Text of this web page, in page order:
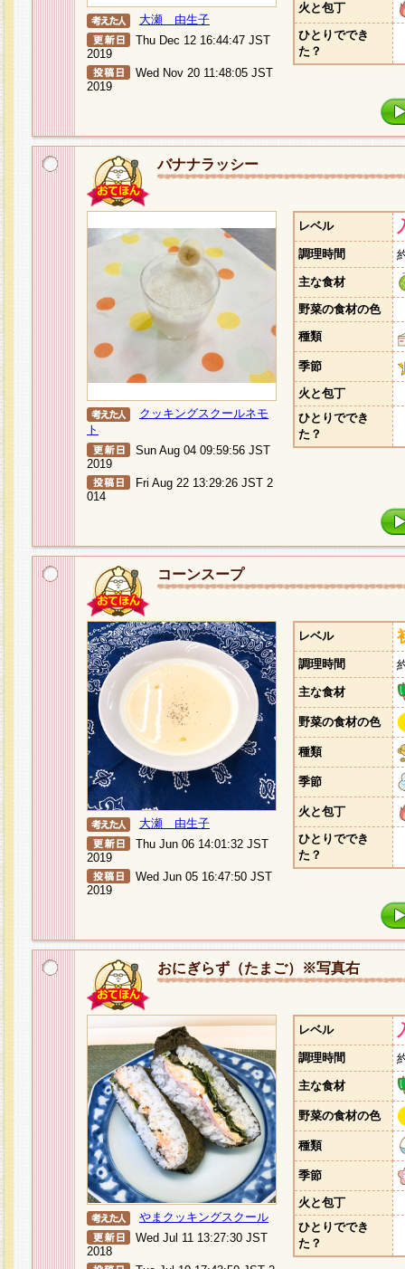
大瀬 由生子
Thu Dec 12 16:44:47 JST
2019
Wed Nov 20 11:48:05 JST
2019
火と包丁
ひとりででき
た？
バナナラッシー
クッキングスクールネモ
ト
Sun Aug 04 09:59:56 JST
2019
Fri Aug 22 13:29:26 JST 2
014
レベル
調理時間
主な食材
野菜の食材の色
種類
季節
火と包丁
ひとりででき
た？
コーンスープ
大瀬 由生子
Thu Jun 06 14:01:32 JST
2019
Wed Jun 05 16:47:50 JST
2019
レベル
調理時間
主な食材
野菜の食材の色
種類
季節
火と包丁
ひとりででき
た？
おにぎらず（たまご）※写真右
やまクッキングスクール
Wed Jul 11 13:27:30 JST
2018
レベル
調理時間
主な食材
野菜の食材の色
種類
季節
火と包丁
ひとりででき
た？